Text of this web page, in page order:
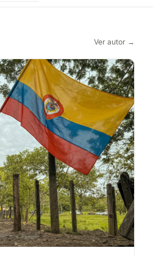
Ver autor →